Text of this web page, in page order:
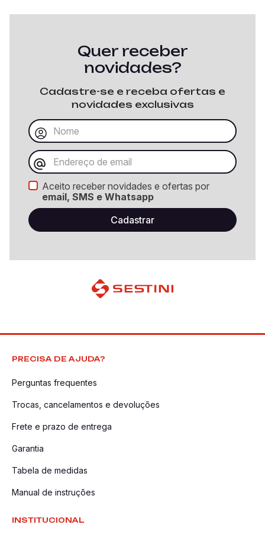
Quer receber
novidades?
Cadastre-se e receba ofertas e
novidades exclusivas
Aceito receber novidades e ofertas por
email, SMS e Whatsapp
PRECISA DE AJUDA?
Perguntas frequentes
Trocas, cancelamentos e devoluções
Frete e prazo de entrega
Garantia
Tabela de medidas
Manual de instruções
INSTITUCIONAL